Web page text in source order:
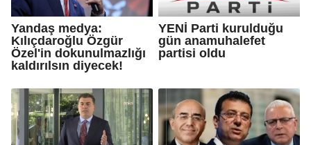
Yandaş medya:
Kılıçdaroğlu Özgür
Özel'in dokunulmazlığı
kaldırılsın diyecek!
YENİ Parti kurulduğu
gün anamuhalefet
partisi oldu